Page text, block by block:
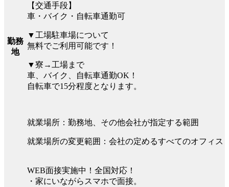
勤務
地
【交通手段】
車・バイク・自転車通勤可
▼工場駐車場について
無料でご利用可能です！
▼寮→工場まで
車、バイク、自転車通勤OK！
自転車で15分程度となります。
就業場所：勤務地、その他会社が指定する範囲
就業場所の変更範囲：会社の定めるすべてのオフィス
WEB面接実施中！全国対応！
・家にいながらスマホで面接。